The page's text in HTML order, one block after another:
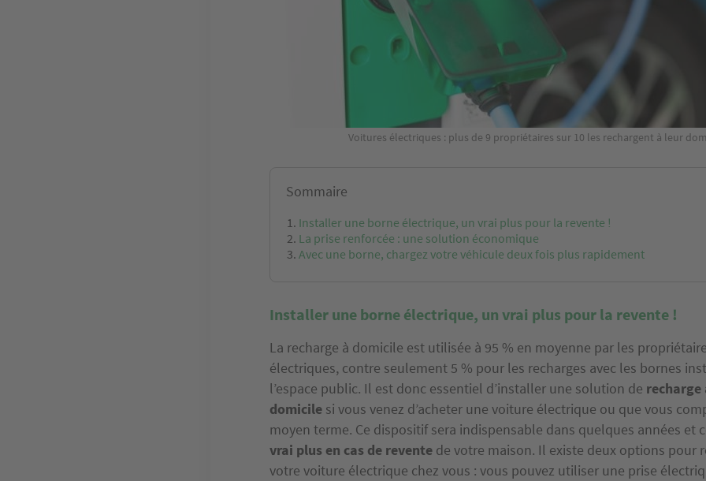
Voitures électriques : plus de 9 propriétaires sur 10 les rechargent à leur
Sommaire
Installer une borne électrique, un vrai plus pour la revente !
La prise renforcée : une solution économique
Avec une borne, chargez votre véhicule deux fois plus rapidement
Installer une borne électrique, un vrai plus pour la revente !
La recharge à domicile est utilisée à 95 % en moyenne par les
électriques, contre seulement 5 % pour les recharges avec les bornes
l’espace public. Il est donc essentiel d’installer une solution de recharge
domicile si vous venez d’acheter une voiture électrique ou que vous
moyen terme. Ce dispositif sera indispensable dans quelques années et
vrai plus en cas de revente de votre maison. Il existe deux options pour
votre voiture électrique chez vous : vous pouvez utiliser une prise